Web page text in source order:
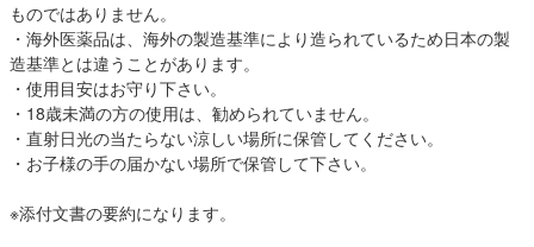
ものではありません。
・海外医薬品は、海外の製造基準により造られているため日本の製
造基準とは違うことがあります。
・使用目安はお守り下さい。
・18歳未満の方の使用は、勧められていません。
・直射日光の当たらない涼しい場所に保管してください。
・お子様の手の届かない場所で保管して下さい。
※添付文書の要約になります。